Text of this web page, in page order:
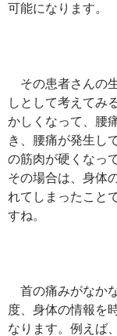
可能になります。
その患者さんの
しとして考えてみ
かしくなって、腰
き、腰痛が発生し
の筋肉が硬くなっ
その場合は、身体
れてしまったこと
すね。
首の痛みがなか
度、身体の情報を
なります。例えば